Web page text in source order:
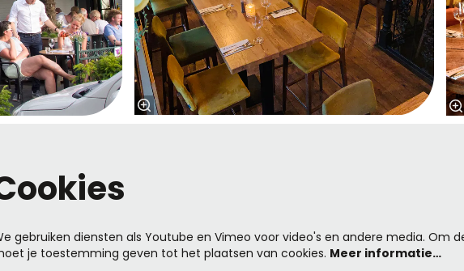
gebruiken diensten als Youtube en Vimeo voor video's en andere media. Om
je toestemming geven tot het plaatsen van cookies. Meer informatie…